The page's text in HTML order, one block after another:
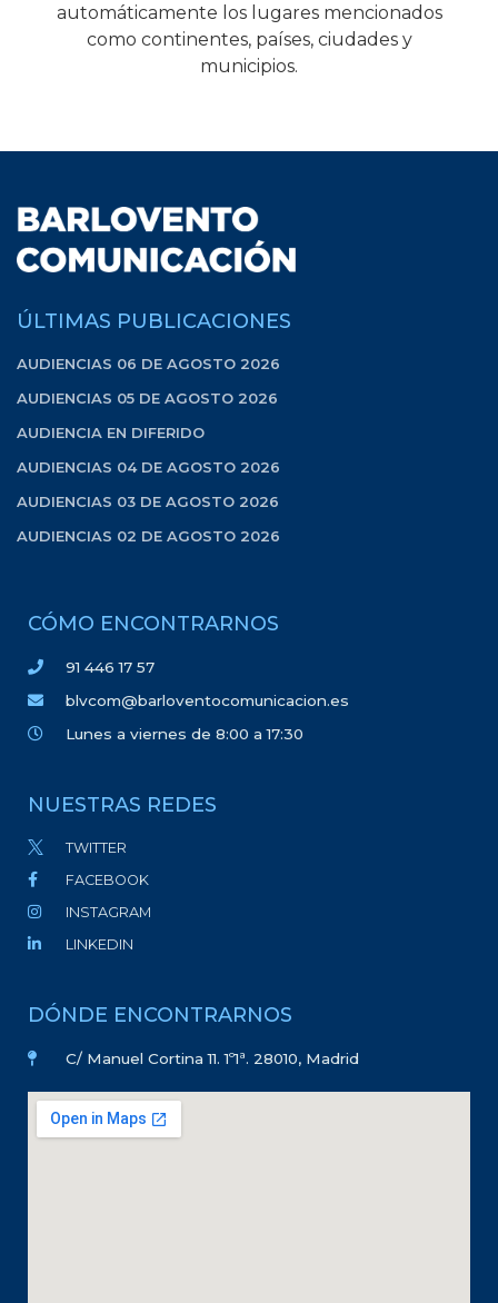
automáticamente los lugares mencionados
como continentes, países, ciudades y
municipios.
ÚLTIMAS PUBLICACIONES
AUDIENCIAS 06 DE AGOSTO 2026
AUDIENCIAS 05 DE AGOSTO 2026
AUDIENCIA EN DIFERIDO
AUDIENCIAS 04 DE AGOSTO 2026
AUDIENCIAS 03 DE AGOSTO 2026
AUDIENCIAS 02 DE AGOSTO 2026
CÓMO ENCONTRARNOS
91 446 17 57
blvcom@barloventocomunicacion.es
Lunes a viernes de 8:00 a 17:30
NUESTRAS REDES
TWITTER
FACEBOOK
INSTAGRAM
LINKEDIN
DÓNDE ENCONTRARNOS
C/ Manuel Cortina 11. 1º1ª. 28010, Madrid